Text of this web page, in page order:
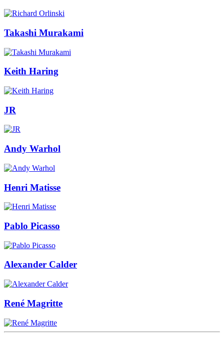
Takashi Murakami
Keith Haring
JR
Andy Warhol
Henri Matisse
Pablo Picasso
Alexander Calder
René Magritte